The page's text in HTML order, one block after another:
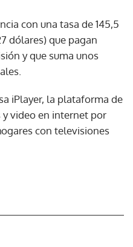
con una tasa de 145,5
dólares) que pagan
y que suma unos
iPlayer, la plataforma de
y video en internet por
con televisiones